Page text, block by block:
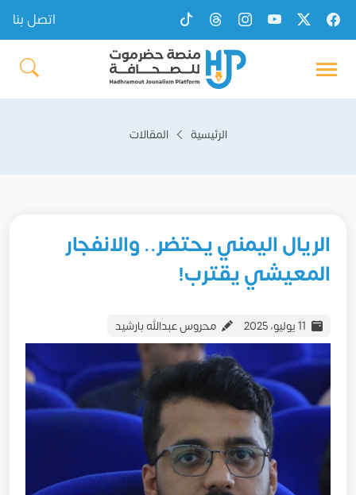
اتصل بنا
الرئيسية المقالات
الريال اليمني يحتضر.. والانفجار
المعيشي يقترب!
11 يوليو، 2025 محروس عبدالله بارشيد